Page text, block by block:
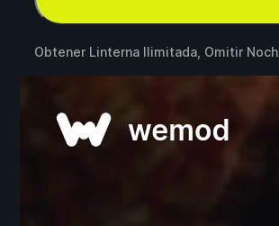
Obtener Linterna Ilimitada, Omitir